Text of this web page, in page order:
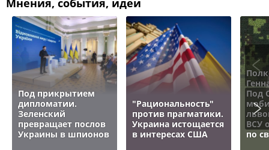
Мнения, события, идеи
Под прикрытием
дипломатии.
Зеленский
превращает послов
Украины в шпионов
"Рациональность"
против прагматики.
Украина истощается
в интересах США
Под
ВСУ
по